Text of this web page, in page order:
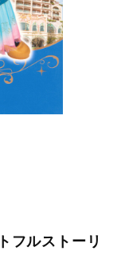
フルストーリ